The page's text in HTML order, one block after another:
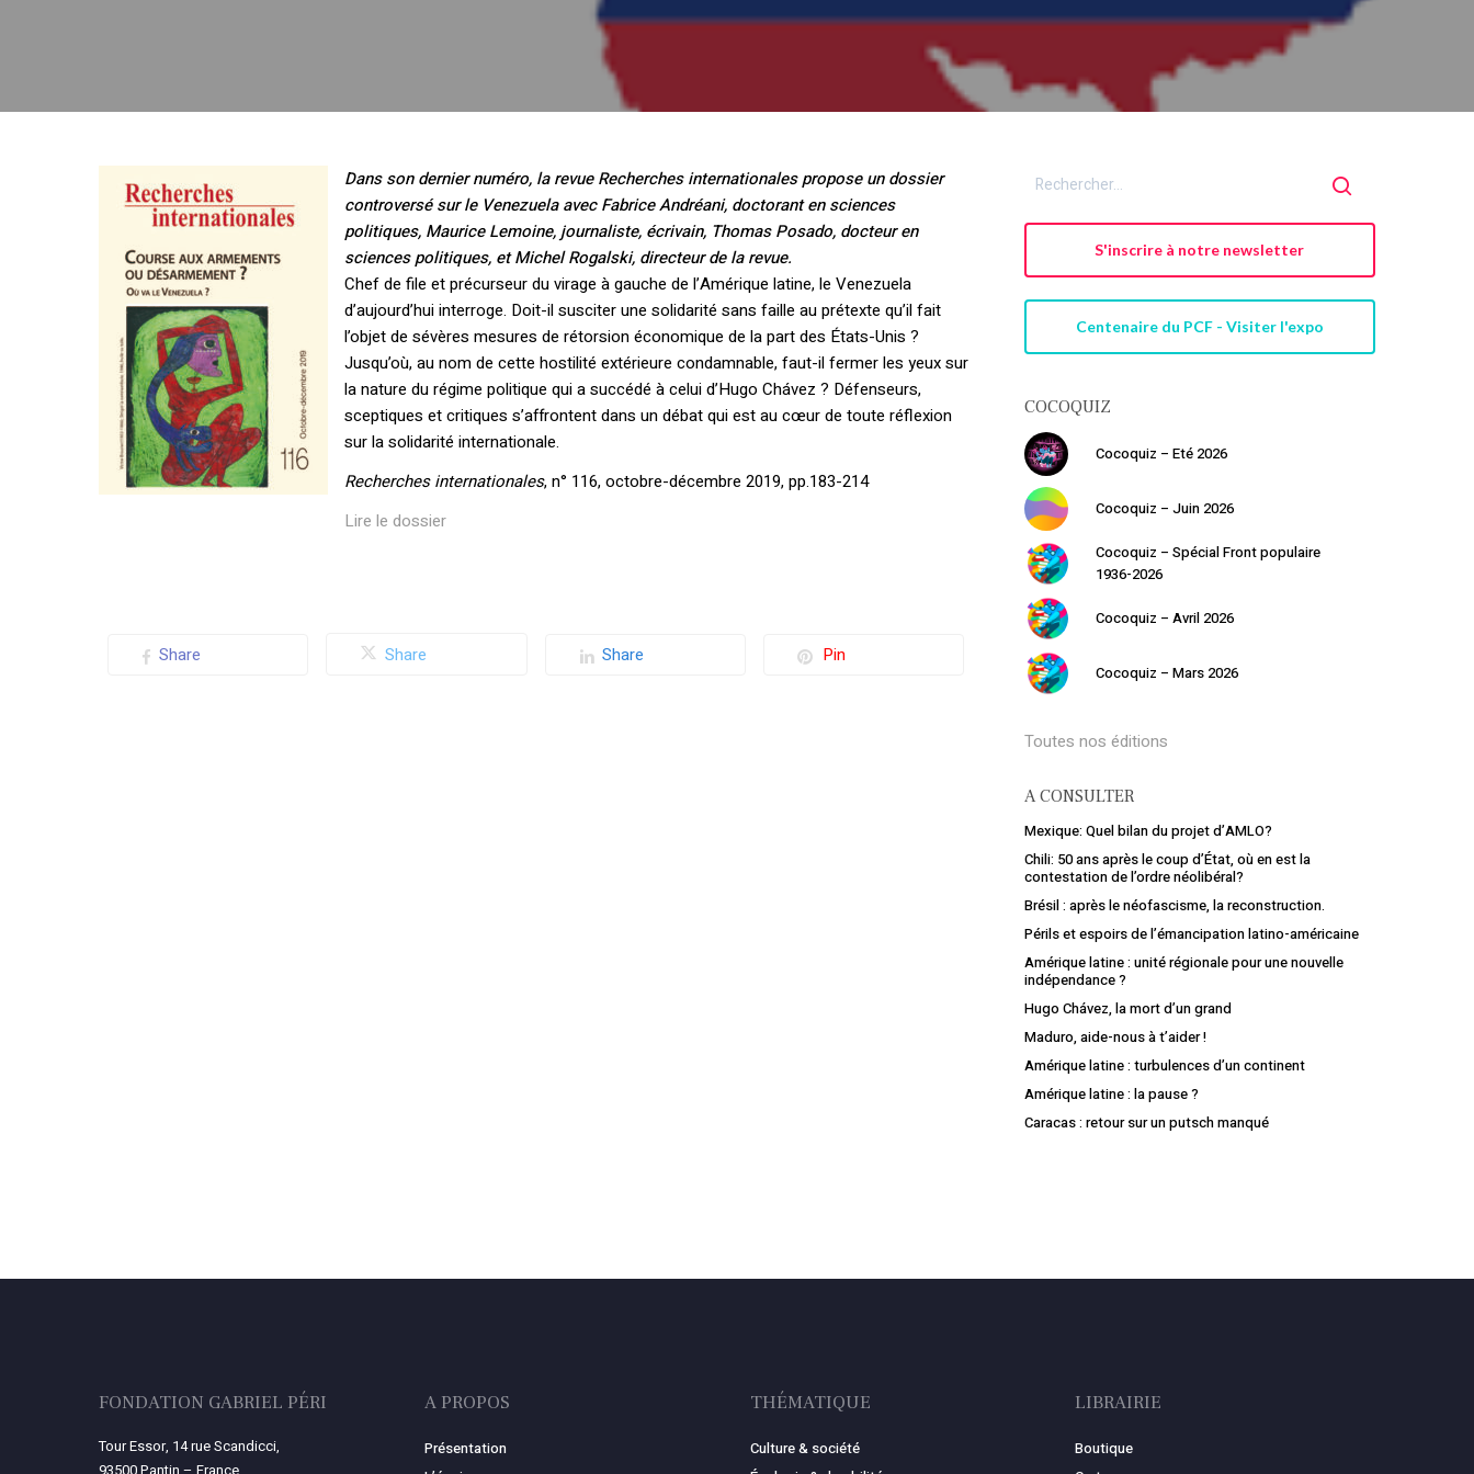
Votre panier est vide.
Dans son dernier numéro, la revue Recherches internationales propose un dossier
controversé sur le Venezuela avec Fabrice Andréani, doctorant en sciences
politiques, Maurice Lemoine, journaliste, écrivain, Thomas Posado, docteur en
sciences politiques, et Michel Rogalski, directeur de la revue.
Chef de file et précurseur du virage à gauche de l’Amérique latine, le Venezuela
d’aujourd’hui interroge. Doit-il susciter une solidarité sans faille au prétexte qu’il fait
l’objet de sévères mesures de rétorsion économique de la part des États-Unis ?
Jusqu’où, au nom de cette hostilité extérieure condamnable, faut-il fermer les yeux sur
la nature du régime politique qui a succédé à celui d’Hugo Chávez ? Défenseurs,
sceptiques et critiques s’affrontent dans un débat qui est au cœur de toute réflexion
sur la solidarité internationale.
Recherches internationales, n° 116, octobre-décembre 2019, pp.183-214
Lire le dossier
Share Share Share Pin
S'inscrire à notre newsletter
Centenaire du PCF - Visiter l'expo
COCOQUIZ
Cocoquiz – Eté 2026
Cocoquiz – Juin 2026
Cocoquiz – Spécial Front populaire
1936-2026
Cocoquiz – Avril 2026
Cocoquiz – Mars 2026
Toutes nos éditions
A CONSULTER
Mexique: Quel bilan du projet d’AMLO?
Chili: 50 ans après le coup d’État, où en est la
contestation de l’ordre néolibéral?
Brésil : après le néofascisme, la reconstruction.
Périls et espoirs de l’émancipation latino-américaine
Amérique latine : unité régionale pour une nouvelle
indépendance ?
Hugo Chávez, la mort d’un grand
Maduro, aide-nous à t’aider !
Amérique latine : turbulences d’un continent
Amérique latine : la pause ?
Caracas : retour sur un putsch manqué
FONDATION GABRIEL PÉRI
Tour Essor, 14 rue Scandicci,
A PROPOS
Présentation
THÉMATIQUE
Culture & société
LIBRAIRIE
Boutique